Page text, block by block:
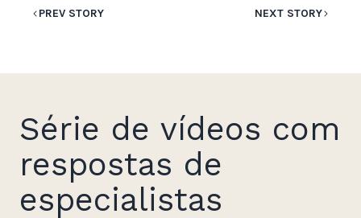
PREV STORY NEXT STORY
Série de vídeos com
respostas de
especialistas